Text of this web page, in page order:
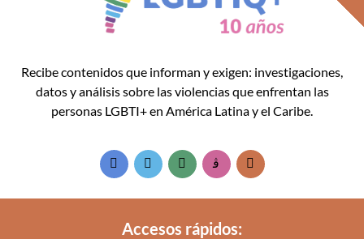
Recibe contenidos que informan y exigen: investigaciones,
datos y análisis sobre las violencias que enfrentan las
personas LGBTI+ en América Latina y el Caribe.
Accesos rápidos: